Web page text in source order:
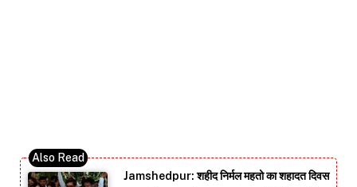
Jamshedpur: शहीद निर्मल महतो का शहादत दिवस